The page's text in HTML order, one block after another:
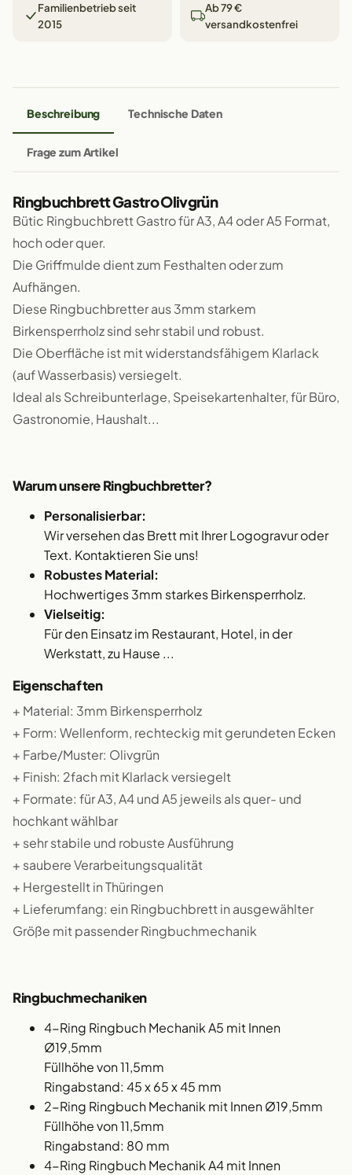
Familienbetrieb seit
2015
Ab 79 €
versandkostenfrei
Beschreibung Technische Daten
Frage zum Artikel
Ringbuchbrett Gastro Olivgrün
Bütic Ringbuchbrett Gastro für A3, A4 oder A5 Format,
hoch oder quer.
Die Griffmulde dient zum Festhalten oder zum
Aufhängen.
Diese Ringbuchbretter aus 3mm starkem
Birkensperrholz sind sehr stabil und robust.
Die Oberfläche ist mit widerstandsfähigem Klarlack
(auf Wasserbasis) versiegelt.
Ideal als Schreibunterlage, Speisekartenhalter, für Büro,
Gastronomie, Haushalt...
Warum unsere Ringbuchbretter?
Personalisierbar:
Wir versehen das Brett mit Ihrer Logogravur oder
Text. Kontaktieren Sie uns!
Robustes Material:
Hochwertiges 3mm starkes Birkensperrholz.
Vielseitig:
Für den Einsatz im Restaurant, Hotel, in der
Werkstatt, zu Hause ...
Eigenschaften
+ Material: 3mm Birkensperrholz
+ Form: Wellenform, rechteckig mit gerundeten Ecken
+ Farbe/Muster: Olivgrün
+ Finish: 2fach mit Klarlack versiegelt
+ Formate: für A3, A4 und A5 jeweils als quer- und
hochkant wählbar
+ sehr stabile und robuste Ausführung
+ saubere Verarbeitungsqualität
+ Hergestellt in Thüringen
+ Lieferumfang: ein Ringbuchbrett in ausgewählter
Größe mit passender Ringbuchmechanik
Ringbuchmechaniken
4-Ring Ringbuch Mechanik A5 mit Innen
Ø19,5mm
Füllhöhe von 11,5mm
Ringabstand: 45 x 65 x 45 mm
2-Ring Ringbuch Mechanik mit Innen Ø19,5mm
Füllhöhe von 11,5mm
Ringabstand: 80 mm
4-Ring Ringbuch Mechanik A4 mit Innen